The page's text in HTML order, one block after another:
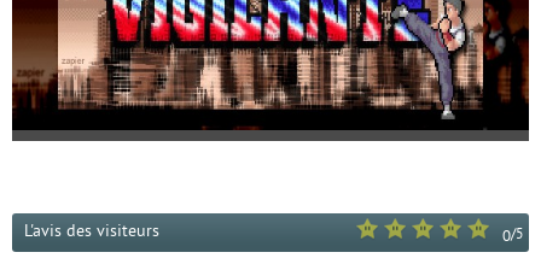
0/5
L'avis des visiteurs